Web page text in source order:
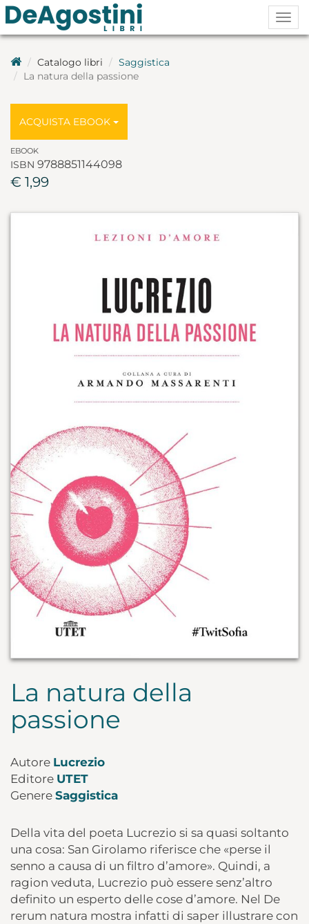
Catalogo libri
Saggistica
La natura della passione
ACQUISTA EBOOK
EBOOK
ISBN 9788851144098
€ 1,99
La natura della
passione
Autore Lucrezio
Editore UTET
Genere Saggistica
Della vita del poeta Lucrezio si sa quasi soltanto
una cosa: San Girolamo riferisce che «perse il
senno a causa di un filtro d’amore». Quindi, a
ragion veduta, Lucrezio può essere senz’altro
definito un esperto delle cose d’amore. Nel De
rerum natura mostra infatti di saper illustrare con